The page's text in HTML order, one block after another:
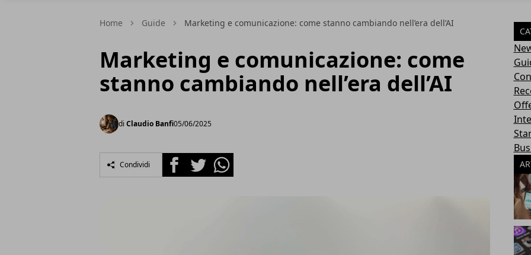
Home Guide Marketing e comunicazione: come stanno cambiando nell’era dell’AI
Marketing e comunicazione: come
stanno cambiando nell’era dell’AI
di Claudio Banfi05/06/2025
Condividi FacebookTwitterWhatsapp